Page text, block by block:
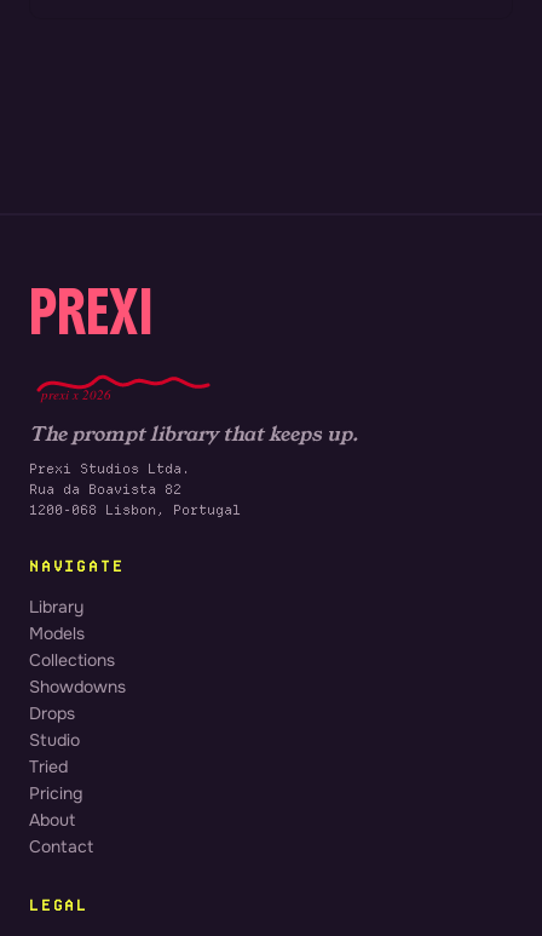
PREXI
prexi x 2026
The prompt library that keeps up.
Prexi Studios Ltda.
Rua da Boavista 82
1200-068 Lisbon, Portugal
NAVIGATE
Library
Models
Collections
Showdowns
Drops
Studio
Tried
Pricing
About
Contact
LEGAL